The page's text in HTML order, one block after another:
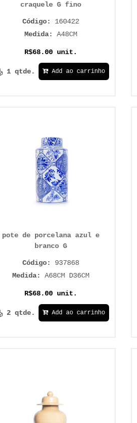
craquele G fino
Código: 160422
Medida:A48CM
R$68.00 unit.
1 qtde. Add ao carrinho
pote de porcelana azul e
branco G
Código: 937868
Medida:A68CM D36CM
R$68.00 unit.
2 qtde. Add ao carrinho